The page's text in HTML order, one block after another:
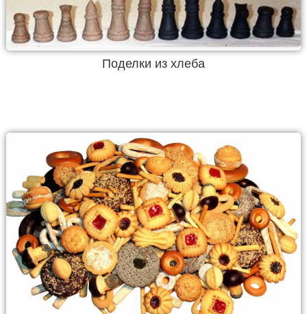
Поделки из хлеба